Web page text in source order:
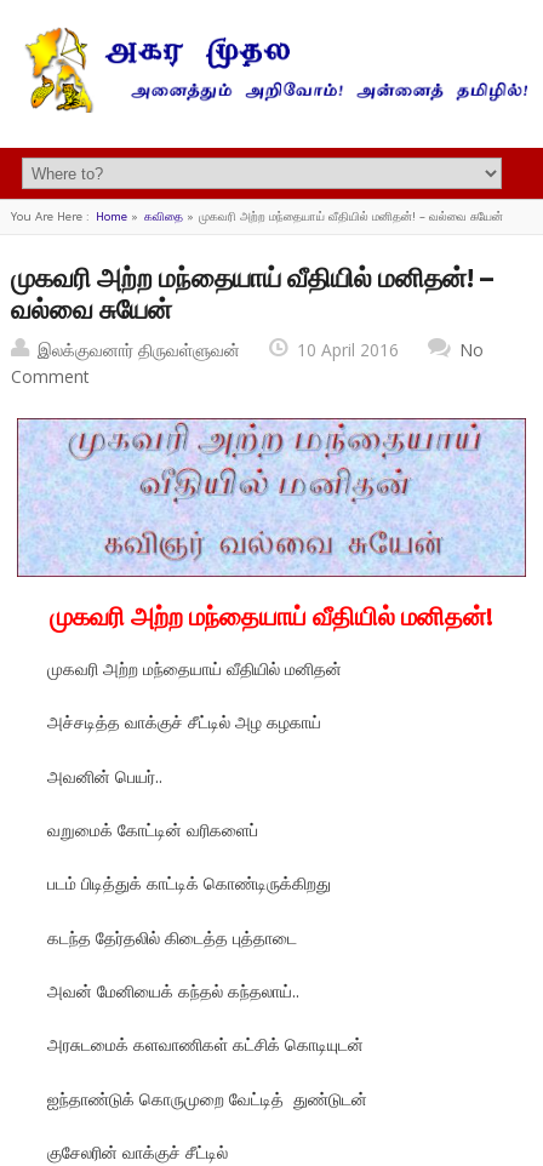
You Are Here : Home» கவிதை» முகவரி அற்ற மந்தையாய் வீதியில் மனிதன்! – வல்வை சுயேன்
முகவரி அற்ற மந்தையாய் வீதியில் மனிதன்! –
வல்வை சுயேன்
இலக்குவனார் திருவள்ளுவன் 10 April 2016
No
Comment
முகவரி அற்ற மந்தையாய் வீதியில் மனிதன்!
முகவரி அற்ற மந்தையாய் வீதியில் மனிதன்
அச்சடித்த வாக்குச் சீட்டில் அழ கழகாய்
அவனின் பெயர்..
வறுமைக் கோட்டின் வரிகளைப்
படம் பிடித்துக் காட்டிக் கொண்டிருக்கிறது
கடந்த தேர்தலில் கிடைத்த புத்தாடை
அவன் மேனியைக் கந்தல் கந்தலாய்..
அரசுடமைக் களவாணிகள் கட்சிக் கொடியுடன்
ஐந்தாண்டுக் கொருமுறை வேட்டித் துண்டுடன்
குசேலரின் வாக்குச் சீட்டில்